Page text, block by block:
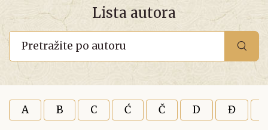
Lista autora
A B C Ć Č D Đ